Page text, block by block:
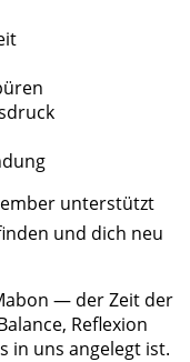
unterstützt
und dich neu
— der Zeit der
Reflexion
in uns angelegt ist.